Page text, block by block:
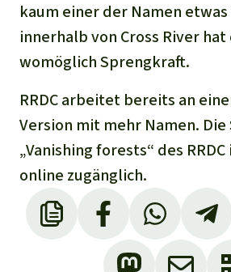
kaum einer der Namen etwas
innerhalb von Cross River
womöglich Sprengkraft.
RRDC arbeitet bereits an
Version mit mehr Namen.
„Vanishing forests“ des
online zugänglich.